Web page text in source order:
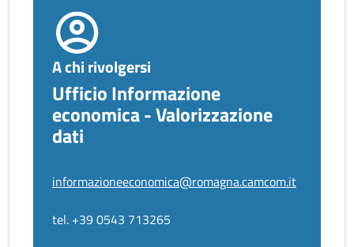
A chi rivolgersi
Ufficio Informazione
economica - Valorizzazione
dati
informazioneeconomica@romagna.camcom.it
tel. +39 0543 713265